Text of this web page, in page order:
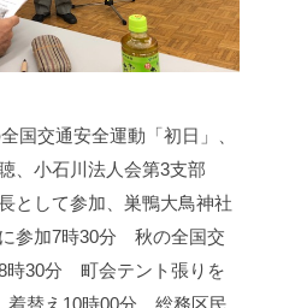
国交通安全運動「初日」、
、小石川法人会第3支部
として参加、巣鴨大鳥神社
参加7時30分 秋の全国交
時30分 町会テント張りを
替え 10時00分 総務区民